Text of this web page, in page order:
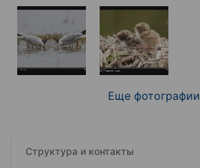
Еще фотографии
Структура и контакты